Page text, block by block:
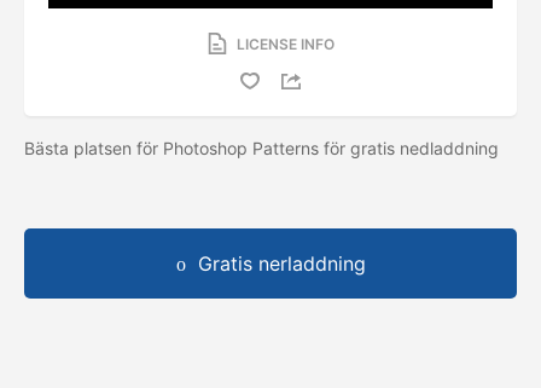
LICENSE INFO
Bästa platsen för Photoshop Patterns för gratis nedladdning
Gratis nerladdning